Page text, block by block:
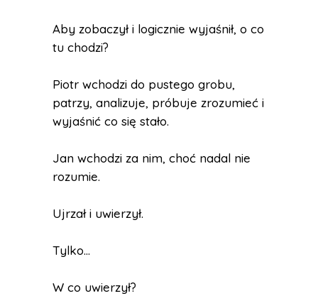
Aby zobaczył i logicznie wyjaśnił, o co
tu chodzi?
Piotr wchodzi do pustego grobu,
patrzy, analizuje, próbuje zrozumieć i
wyjaśnić co się stało.
Jan wchodzi za nim, choć nadal nie
rozumie.
Ujrzał i uwierzył.
Tylko…
W co uwierzył?